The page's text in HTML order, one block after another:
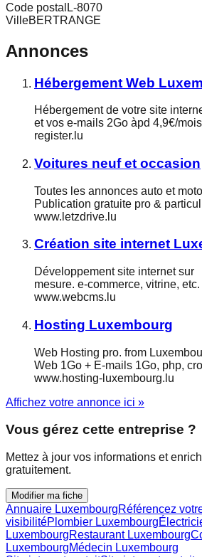
Code postal L-8070
VilleBERTRANGE
Annonces
Hébergement Web
Hébergement de votre site
et vos e-mails 2Go àpd 4,9€/mois
register.lu
Voitures neuf et occasion
Toutes les annonces auto et moto
Publication gratuite pro &
www.letzdrive.lu
Création site internet
Développement site internet sur
mesure. e-commerce, vitrine, etc.
www.webcms.lu
Hosting Luxembourg
Web Hosting pro. from
Web 1Go + E-mails 1Go, php,
www.hosting-luxembourg.lu
Affichez votre annonce ici »
Vous gérez cette entreprise ?
Mettez à jour vos informations et
gratuitement.
Modifier ma fiche
Annuaire LuxembourgRéférencez
visibilitéPlombier Luxembourg
LuxembourgRestaurant Luxembourg
LuxembourgMédecin Luxembourg